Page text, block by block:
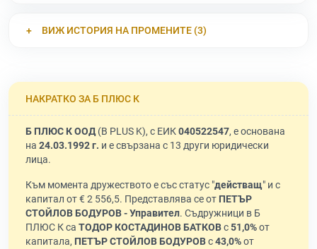
ВИЖ ИСТОРИЯ НА ПРОМЕНИТЕ (3)
НАКРАТКО ЗА Б ПЛЮС К
Б ПЛЮС К ООД(B PLUS K), с ЕИК040522547, е основана
на 24.03.1992 г. и е свързана с 13 други юридически
лица.
Към момента дружеството е със статус "действащ" и с
капитал от € 2 556,5. Представлява се от ПЕТЪР
СТОЙЛОВ БОДУРОВ - Управител. Съдружници в Б
ПЛЮС К са ТОДОР КОСТАДИНОВ БАТКОВс51,0%от
капитала, ПЕТЪР СТОЙЛОВ БОДУРОВс43,0%от